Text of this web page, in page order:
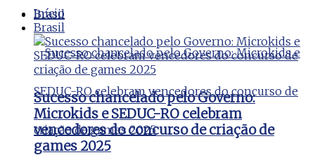
Brasil
Início
Brasil
Sucesso chancelado pelo Governo:
Microkids e SEDUC-RO celebram
vencedores do concurso de criação de
games 2025